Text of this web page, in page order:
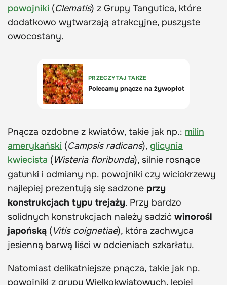
powojniki (Clematis) z Grupy Tangutica, które
dodatkowo wytwarzają atrakcyjne, puszyste
owocostany.
Pnącza ozdobne z kwiatów, takie jak np.: milin
amerykański (Campsis radicans), glicynia
kwiecista (Wisteria floribunda), silnie rosnące
gatunki i odmiany np. powojniki czy wiciokrzewy
najlepiej prezentują się sadzone przy
konstrukcjach typu trejaży. Przy bardzo
solidnych konstrukcjach należy sadzić winorośl
japońską (Vitis coignetiae), która zachwyca
jesienną barwą liści w odcieniach szkarłatu.
Natomiast delikatniejsze pnącza, takie jak np.
powojniki z grupy Wielkokwiatowych, lepiej